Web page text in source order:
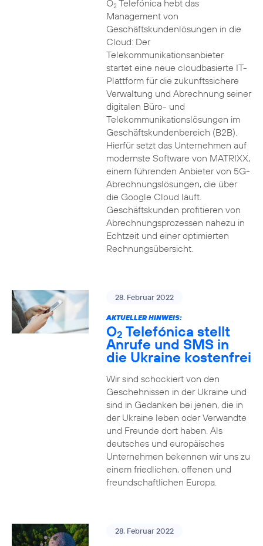
O2Telefónica hebt das
Management von
Geschäftskundenlösungen in die
Cloud: Der
Telekommunikationsanbieter
startet eine neue cloudbasierte IT-
Plattform für die zukunftssichere
Verwaltung und Abrechnung seiner
digitalen Büro- und
Telekommunikationslösungen im
Geschäftskundenbereich (B2B).
Hierfür setzt das Unternehmen auf
modernste Software von MATRIXX,
einem führenden Anbieter von 5G-
Abrechnungslösungen, die über
die Google Cloud läuft.
Geschäftskunden profitieren von
Abrechnungsprozessen nahezu in
Echtzeit und einer optimierten
Rechnungsübersicht.
28. Februar 2022
AKTUELLER HINWEIS:
O2 Telefónica stellt
Anrufe und SMS in
die Ukraine kostenfrei
Wir sind schockiert von den
Geschehnissen in der Ukraine und
sind in Gedanken bei jenen, die in
der Ukraine leben oder Verwandte
und Freunde dort haben. Als
deutsches und europäisches
Unternehmen bekennen wir uns zu
einem friedlichen, offenen und
freundschaftlichen Europa.
28. Februar 2022